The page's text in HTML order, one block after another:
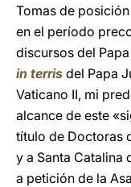
Tomas de
en el período
discursos del Papa
in terris del Papa
Vaticano II, mi
alcance de este
título de Doctoras
y a Santa Catalina
a petición de la